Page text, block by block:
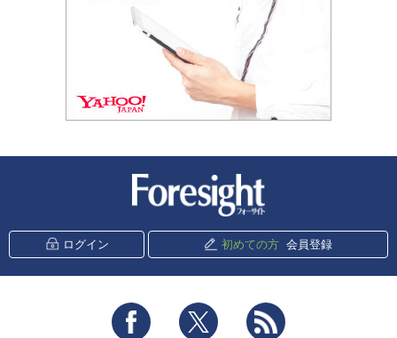
ログイン 初めての方 会員登録
Facebook Twitter